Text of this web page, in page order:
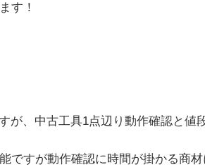
す！
が、中古工具1点辺り動作確認と値
ですが動作確認に時間が掛かる商